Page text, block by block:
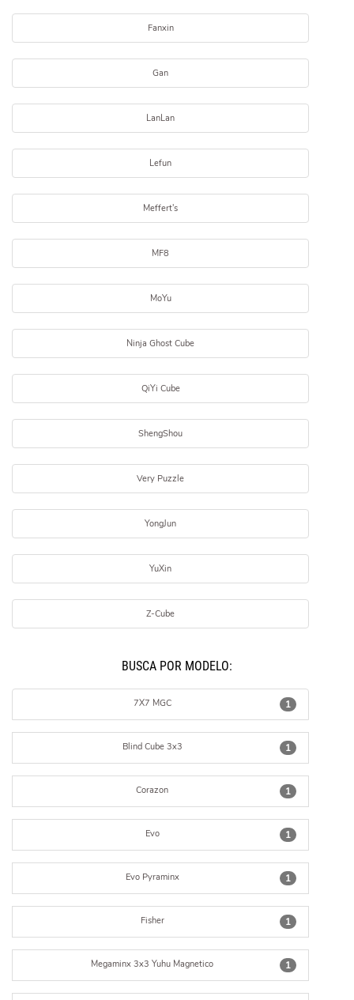
Fanxin
Gan
LanLan
Lefun
Meffert's
MF8
MoYu
Ninja Ghost Cube
QiYi Cube
ShengShou
Very Puzzle
YongJun
YuXin
Z-Cube
BUSCÁ POR MODELO:
1
7X7 MGC
1
Blind Cube 3x3
1
Corazon
1
Evo
1
Evo Pyraminx
1
Fisher
1
Megaminx 3x3 Yuhu Magnetico